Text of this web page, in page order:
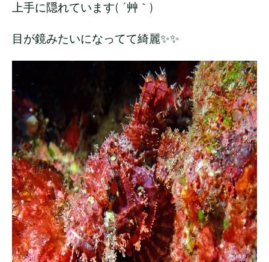
上手に隠れています( ´艸｀)
目が鏡みたいになってて綺麗✨✨